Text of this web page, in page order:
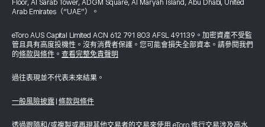
Floor, Al Sarab Tower, ADGM Square, Al Maryah Island, Abu Dhabi, United
Arab Emirates（“UAE”）。
eToro AUS Capital Limited ACN 612 791 803 AFSL 491139。加密資產不受監
管且具有高度投機性。沒有消費者保護。您可能會損失全部資本。請參閱我們
的條款與條件 。 查看完整免責聲明
過往表現並不代表未來結果。
一般風險披露 條款與條件
透過跟隨和/或複製或再現其他交易者的交易來使用 eToro 進行交易涉及高水